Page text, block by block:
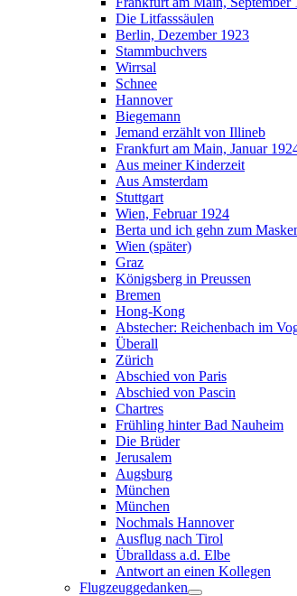
Die Litfasssäulen
Berlin, Dezember 1923
Stammbuchvers
Wirrsal
Schnee
Hannover
Biegemann
Jemand erzählt von Illineb
Frankfurt am Main, Januar
Aus meiner Kinderzeit
Aus Amsterdam
Stuttgart
Wien, Februar 1924
Berta und ich gehn zum
Wien (später)
Graz
Königsberg in Preussen
Bremen
Hong-Kong
Abstecher: Reichenbach im
Überall
Zürich
Abschied von Paris
Abschied von Pascin
Chartres
Frühling hinter Bad Nauheim
Die Brüder
Jerusalem
Augsburg
München
München
Nochmals Hannover
Ausflug nach Tirol
Übralldass a.d. Elbe
Antwort an einen Kollegen
Flugzeuggedanken